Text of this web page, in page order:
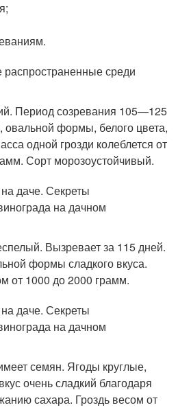
среди
Период созревания 105—125
формы, белого цвета,
одной грозди колеблется от
Сорт морозоустойчивый.
Вызревает за 115 дней.
формы сладкого вкуса.
от 1000 до 2000 грамм.
семян. Ягоды круглые,
очень сладкий благодаря
сахара. Гроздь весом от